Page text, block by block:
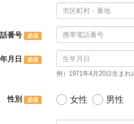
番号
月日
例）1971年4月20日生まれ
性別 女性 男性